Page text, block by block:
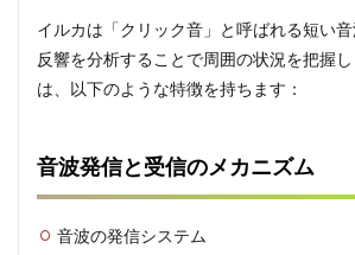
3
社会
的コ
ミュ
ョン
にお
ける
の役
イルカは「クリック音」と呼ばれる短い
反響を分析することで周囲の状況を把握
は、以下のような特徴を持ちます：
音波発信と受信のメカニズム
音波の発信システム